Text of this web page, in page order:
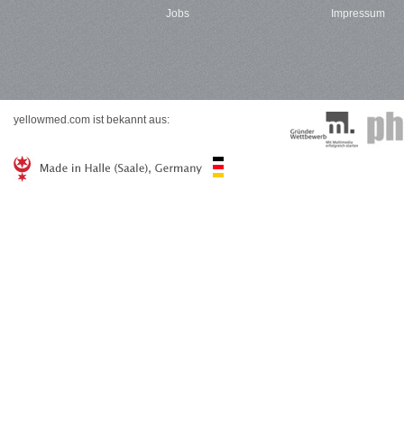
Jobs
Impressum
yellowmed.com ist bekannt aus: